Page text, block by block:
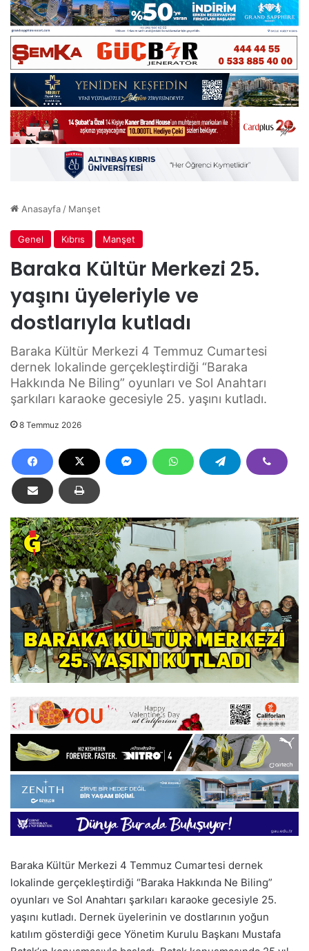
Anasayfa / Manşet
Genel Kıbrıs Manşet
Baraka Kültür Merkezi 25.
yaşını üyeleriyle ve
dostlarıyla kutladı
Baraka Kültür Merkezi 4 Temmuz Cumartesi
dernek lokalinde gerçekleştirdiği “Baraka
Hakkında Ne Biling” oyunları ve Sol Anahtarı
şarkıları karaoke gecesiyle 25. yaşını kutladı.
8 Temmuz 2026
Baraka Kültür Merkezi 4 Temmuz Cumartesi dernek
lokalinde gerçekleştirdiği “Baraka Hakkında Ne Biling”
oyunları ve Sol Anahtarı şarkıları karaoke gecesiyle 25.
yaşını kutladı. Dernek üyelerinin ve dostlarının yoğun
katılım gösterdiği gece Yönetim Kurulu Başkanı Mustafa